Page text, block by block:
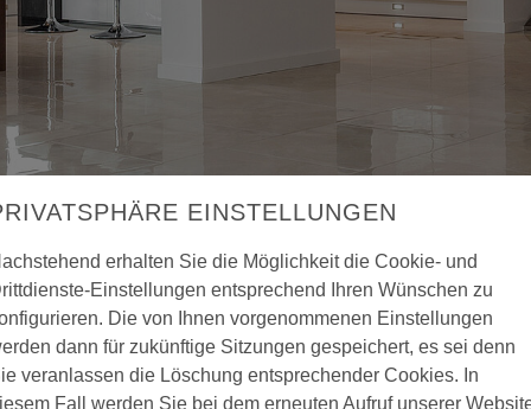
Fensterbank
Ergebnisse 1 bis 2 von 2.
EINSTELLUNGEN
erhalten Sie die Möglichkeit die Cookie- und
Einstellungen entsprechend Ihren Wünschen zu
Die von Ihnen vorgenommenen Einstellungen
dann für zukünftige Sitzungen gespeichert, es sei denn
veranlassen die Löschung entsprechender Cookies. In
Fall werden Sie bei dem erneuten Aufruf unserer